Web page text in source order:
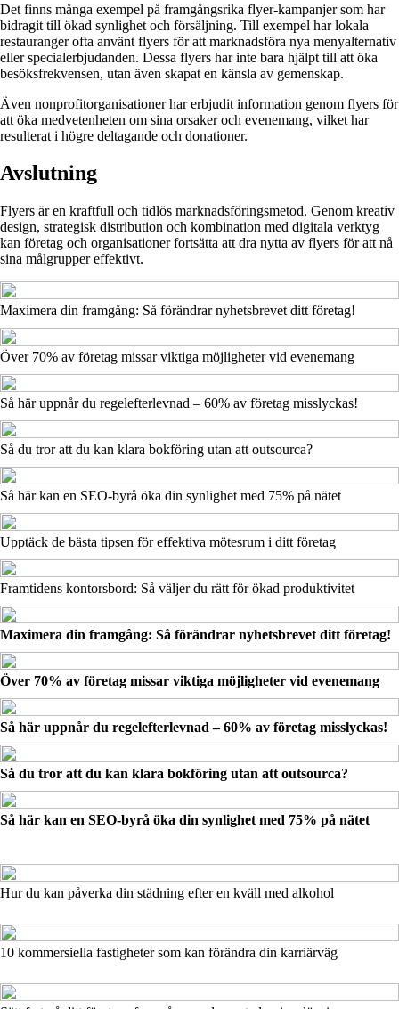
Det finns många exempel på framgångsrika flyer-kampanjer som har
bidragit till ökad synlighet och försäljning. Till exempel har lokala
restauranger ofta använt flyers för att marknadsföra nya menyalternativ
eller specialerbjudanden. Dessa flyers har inte bara hjälpt till att öka
besöksfrekvensen, utan även skapat en känsla av gemenskap.
Även nonprofitorganisationer har erbjudit information genom flyers för
att öka medvetenheten om sina orsaker och evenemang, vilket har
resulterat i högre deltagande och donationer.
Avslutning
Flyers är en kraftfull och tidlös marknadsföringsmetod. Genom kreativ
design, strategisk distribution och kombination med digitala verktyg
kan företag och organisationer fortsätta att dra nytta av flyers för att nå
sina målgrupper effektivt.
Maximera din framgång: Så förändrar nyhetsbrevet ditt företag!
Över 70% av företag missar viktiga möjligheter vid evenemang
Så här uppnår du regelefterlevnad – 60% av företag misslyckas!
Så du tror att du kan klara bokföring utan att outsourca?
Så här kan en SEO-byrå öka din synlighet med 75% på nätet
Upptäck de bästa tipsen för effektiva mötesrum i ditt företag
Framtidens kontorsbord: Så väljer du rätt för ökad produktivitet
Maximera din framgång: Så förändrar nyhetsbrevet ditt företag!
Över 70% av företag missar viktiga möjligheter vid evenemang
Så här uppnår du regelefterlevnad – 60% av företag misslyckas!
Så du tror att du kan klara bokföring utan att outsourca?
Så här kan en SEO-byrå öka din synlighet med 75% på nätet
Hur du kan påverka din städning efter en kväll med alkohol
10 kommersiella fastigheter som kan förändra din karriärväg